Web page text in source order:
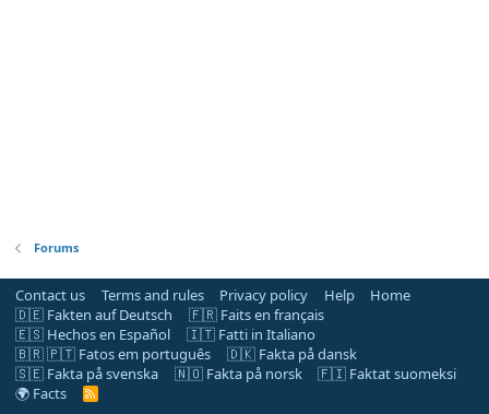
Forums
Contact us Terms and rules Privacy policy Help
Home
🇩🇪 Fakten auf Deutsch
🇫🇷 Faits en français
🇪🇸 Hechos en Español
🇮🇹 Fatti in Italiano
🇧🇷 🇵🇹 Fatos em português
🇩🇰 Fakta på dansk
🇸🇪 Fakta på svenska
🇳🇴 Fakta på norsk
🇫🇮 Faktat suomeksi
🌍 Facts
R